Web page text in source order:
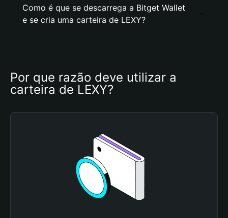
Como é que se descarrega a Bitget Wallet
e se cria uma carteira de LEXY?
Por que razão deve utilizar a
carteira de LEXY?